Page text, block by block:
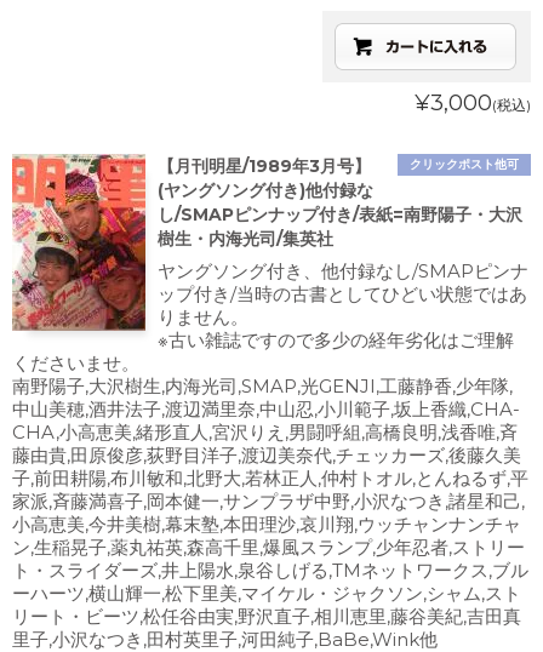
¥3,000(税込)
クリックポスト他可
【月刊明星/1989年3月号】
(ヤングソング付き)他付録な
し/SMAPピンナップ付き/表紙=南野陽子・大沢
樹生・内海光司/集英社
ヤングソング付き、他付録なし/SMAPピンナ
ップ付き/当時の古書としてひどい状態ではあ
りません。
※古い雑誌ですので多少の経年劣化はご理解
くださいませ。
南野陽子,大沢樹生,内海光司,SMAP,光GENJI,工藤静香,少年隊,
中山美穂,酒井法子,渡辺満里奈,中山忍,小川範子,坂上香織,CHA-
CHA,小高恵美,緒形直人,宮沢りえ,男闘呼組,高橋良明,浅香唯,斉
藤由貴,田原俊彦,荻野目洋子,渡辺美奈代,チェッカーズ,後藤久美
子,前田耕陽,布川敏和,北野大,若林正人,仲村トオル,とんねるず,平
家派,斉藤満喜子,岡本健一,サンプラザ中野,小沢なつき,諸星和己,
小高恵美,今井美樹,幕末塾,本田理沙,哀川翔,ウッチャンナンチャ
ン,生稲晃子,薬丸祐英,森高千里,爆風スランプ,少年忍者,ストリー
ト・スライダーズ,井上陽水,泉谷しげる,TMネットワークス,ブル
ーハーツ,横山輝一,松下里美,マイケル・ジャクソン,シャム,スト
リート・ビーツ,松任谷由実,野沢直子,相川恵里,藤谷美紀,吉田真
里子,小沢なつき,田村英里子,河田純子,BaBe,Wink他